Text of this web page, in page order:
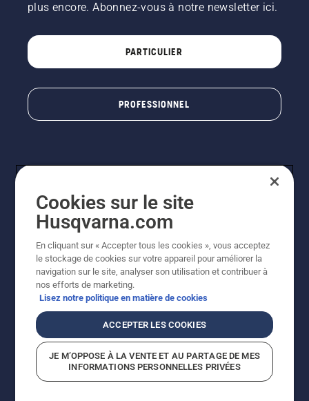
plus encore. Abonnez-vous à notre newsletter ici.
PARTICULIER
PROFESSIONNEL
© Husqvarna AB (publ). Tous droits réservés. Les prix
indiqués sont à titre indicatif de Husqvarna Schweiz AG
aux revendeurs participants, prix en CHF, TVA 8,1 % et
TAR incluses. Sous réserve de modification. Tous les
prix indiqués sont des prix de vente recommandés (TVA
incluse), sauf si le produit est disponible pour un achat
Avis de confidentialitéImpressionCGVL Shop en ligne
Signalement de violations présumées
Cookies sur le site
Husqvarna.com
En cliquant sur « Accepter tous les cookies », vous acceptez
le stockage de cookies sur votre appareil pour améliorer la
navigation sur le site, analyser son utilisation et contribuer à
nos efforts de marketing.
Lisez notre politique en matière de cookies
ACCEPTER LES COOKIES
JE M’OPPOSE À LA VENTE ET AU PARTAGE DE MES
INFORMATIONS PERSONNELLES PRIVÉES